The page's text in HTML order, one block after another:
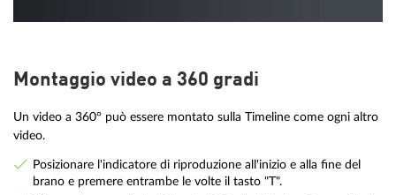
Montaggio video a 360 gradi
Un video a 360° può essere montato sulla Timeline come ogni altro
video.
Posizionare l'indicatore di riproduzione all'inizio e alla fine del
brano e premere entrambe le volte il tasto "T".